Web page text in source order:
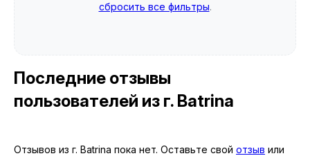
сбросить все фильтры.
Последние отзывы
пользователей из г. Batrina
Отзывов из г. Batrina пока нет. Оставьте свой отзыв или